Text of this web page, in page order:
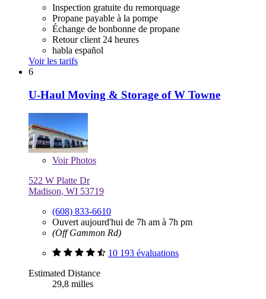
Inspection gratuite du remorquage
Propane payable à la pompe
Échange de bonbonne de propane
Retour client 24 heures
habla español
Voir les tarifs
6
U-Haul Moving & Storage of W Towne
VoirPhotos
522 W Platte Dr
Madison, WI 53719
(608) 833-6610
Ouvert aujourd'hui de 7h am à 7h pm
(Off Gammon Rd)
10 193 évaluations
Estimated Distance
29,8 milles